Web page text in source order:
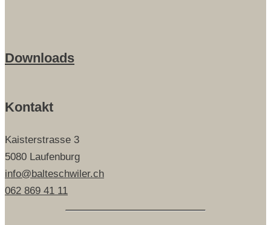
Downloads
Kontakt
Kaisterstrasse 3
5080 Laufenburg
info@balteschwiler.ch
062 869 41 11